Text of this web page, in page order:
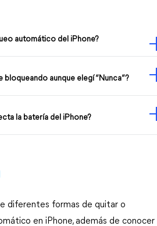
automático del iPhone?
bloqueando aunque elegí “Nunca”?
la batería del iPhone?
diferentes formas de quitar o
en iPhone, además de conocer